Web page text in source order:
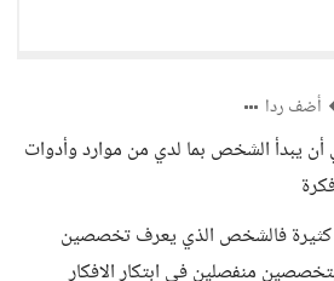
أضف ردا
يبدأ الشخص بما لدي من موارد وأدوات
فالشخص الذي يعرف تخصصين
منفصلين في ابتكار الافكار